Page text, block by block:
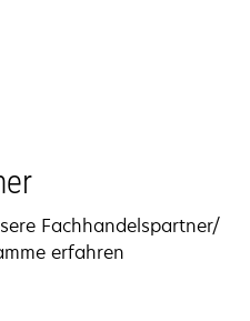
Fachhandelspartner/
erfahren